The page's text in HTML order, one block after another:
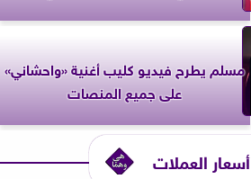
مسلم يطرح فيديو كليب أغنية «واحشاني»
على جميع المنصات
أسعار العملات